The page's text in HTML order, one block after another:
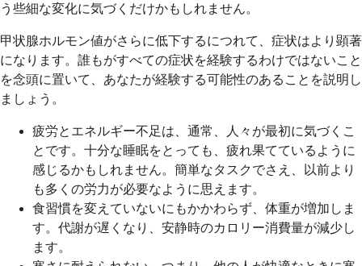
う些細な変化に気づくだけかもしれません。
甲状腺ホルモン値がさらに低下するにつれて、症状はより顕著
になります。誰もがすべての症状を経験するわけではないこと
を念頭に置いて、あなたが経験する可能性のあることを説明し
ましょう。
疲労とエネルギー不足は、通常、人々が最初に気づくこ
とです。十分な睡眠をとっても、疲れ果てているように
感じるかもしれません。簡単なタスクでさえ、以前より
も多くの労力が必要なように思えます。
食習慣を変えていないにもかかわらず、体重が増加しま
す。代謝が遅くなり、安静時のカロリー消費量が減少し
ます。